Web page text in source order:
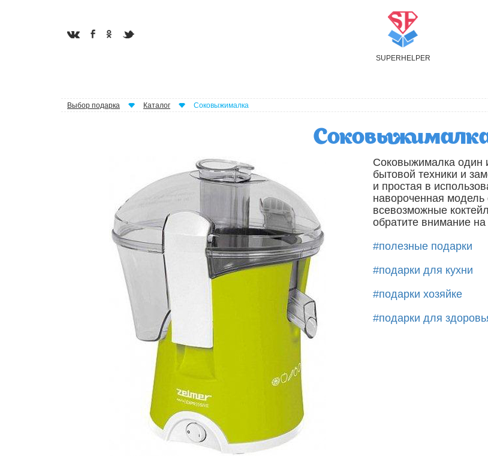
SUPER H ELPER
Выбор подарка Каталог Соковыжималка
Соковыжималка один
бытовой техники и
и простая в
навороченная
всевозможные
обратите внимание
#полезные подарки
#подарки для кухни
#подарки хозяйке
#подарки для